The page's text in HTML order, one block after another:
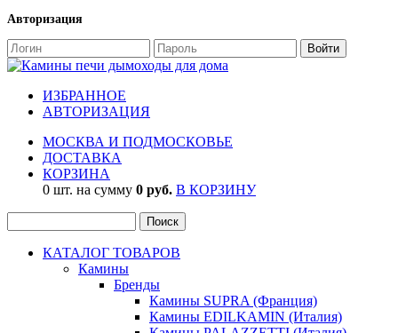
Авторизация
ИЗБРАННОЕ
АВТОРИЗАЦИЯ
МОСКВА И ПОДМОСКОВЬЕ
ДОСТАВКА
КОРЗИНА
0 шт. на сумму 0 руб. В КОРЗИНУ
КАТАЛОГ ТОВАРОВ
Камины
Бренды
Камины SUPRA (Франция)
Камины EDILKAMIN (Италия)